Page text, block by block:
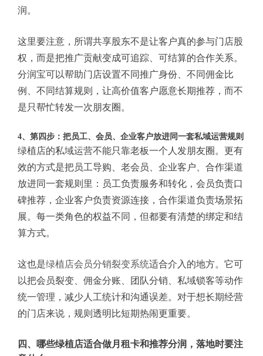
润。
这里要注意，所谓共享股东不是让客户真的参与门店股
权，而是把推广贡献变成可追踪、可结算的合作关系。
分润宝可以帮助门店设置不同推广身份、不同佣金比
例、不同结算规则，让高价值客户愿意长期推荐，而不
是只帮忙转发一次朋友圈。
4、第四步：把员工、会员、企业客户放进同一套私域运营规则
绿植店的私域运营不能只靠老板一个人发朋友圈。更有
效的方式是把员工导购、老会员、企业客户、合作渠道
放进同一套规则里：员工负责服务和转化，会员负责口
碑推荐，企业客户负责资源连接，合作渠道负责场景拓
展。每一类角色的权益不同，但都要有清楚的绑定和结
算方式。
这也是绿植店会员分销裂变系统适合介入的地方。它可
以把会员裂变、佣金分账、团队分销、私域锁客等动作
统一管理，减少人工统计和沟通误差。对于想长期经营
的门店来说，规则透明比短期热闹更重要。
四、哪些绿植店适合做月租卡和推荐分润，落地时要注